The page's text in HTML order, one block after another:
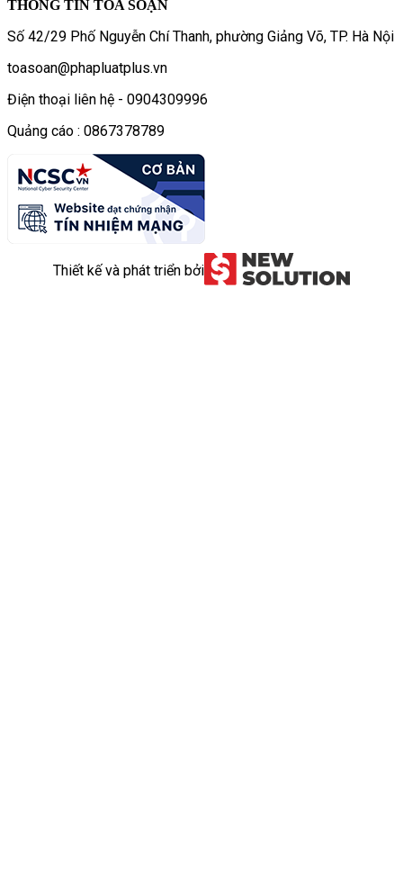
THÔNG TIN TÒA SOẠN
Số 42/29 Phố Nguyễn Chí Thanh, phường Giảng Võ, TP. Hà Nội
toasoan@phapluatplus.vn
Điện thoại liên hệ - 0904309996
Quảng cáo : 0867378789
Thiết kế và phát triển bởi